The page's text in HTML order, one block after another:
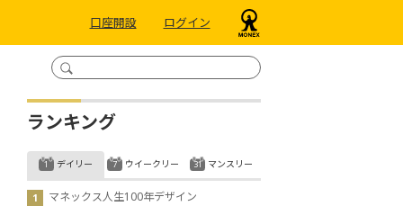
口座開設 ログイン
ランキング
デイリー
マネックス人生100年デザイン
ウイークリー マンスリー